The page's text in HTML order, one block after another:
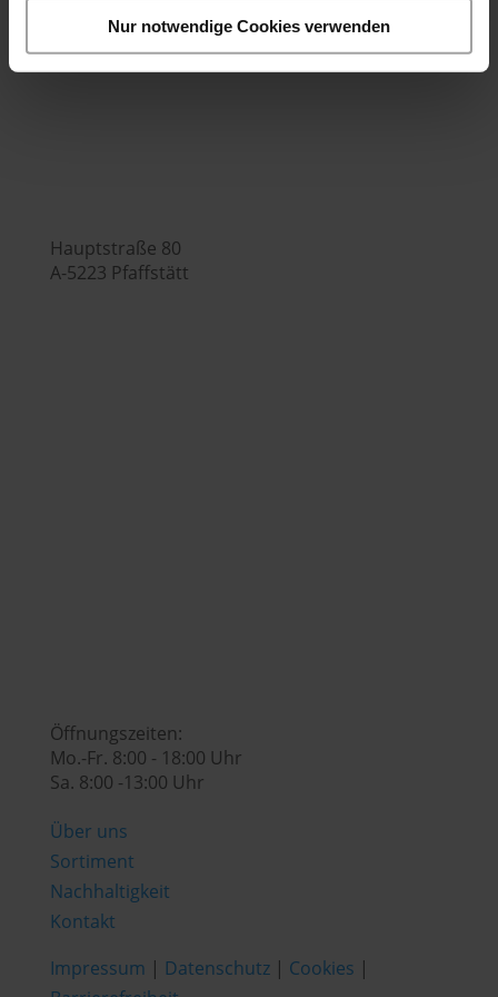
Nur notwendige Cookies verwenden
Mo.-Fr. 7:00 - 16:00 Uhr
Hauptstraße 80
A-5223 Pfaffstätt
Öffnungszeiten:
Mo.-Fr. 8:00 - 18:00 Uhr
Sa. 8:00 -13:00 Uhr
Über uns
Sortiment
Nachhaltigkeit
Kontakt
Impressum | Datenschutz| Cookies |